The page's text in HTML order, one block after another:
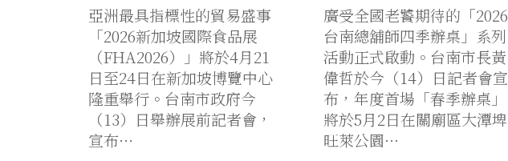
亞洲最具指標性的貿易盛事
「2026新加坡國際食品展
（FHA2026）」將於4月21
日至24日在新加坡博覽中心
隆重舉行。台南市政府今
（13）日舉辦展前記者會，
宣布…
廣受全國老饕期待的「2026
台南總舖師四季辦桌」系列
活動正式啟動。台南市長黃
偉哲於今（14）日記者會宣
布，年度首場「春季辦桌」
將於5月2日在關廟區大潭埤
旺萊公園…